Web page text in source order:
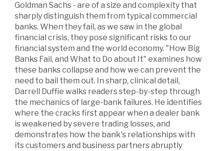
Goldman Sachs - are of a size and complexity that
sharply distinguish them from typical commercial
banks. When they fail, as we saw in the global
financial crisis, they pose significant risks to our
financial system and the world economy. "How Big
Banks Fail, and What to Do about It" examines how
these banks collapse and how we can prevent the
need to bail them out. In sharp, clinical detail,
Darrell Duffie walks readers step-by-step through
the mechanics of large-bank failures. He identifies
where the cracks first appear when a dealer bank
is weakened by severe trading losses, and
demonstrates how the bank's relationships with
its customers and business partners abruptly